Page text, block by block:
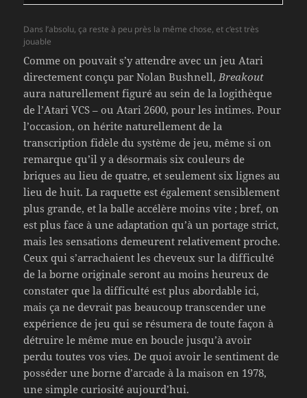
Dans l’absolu, ça reste à peu près la même chose, et c’est très
jouable
Comme on pouvait s’y attendre avec un jeu Atari
directement conçu par Nolan Bushnell, Breakout
aura naturellement figuré au sein de la logithèque
de l’Atari VCS – ou Atari 2600, pour les intimes. Pour
l’occasion, on hérite naturellement de la
transcription fidèle du système de jeu, même si on
remarque qu’il y a désormais six couleurs de
briques au lieu de quatre, et seulement six lignes au
lieu de huit. La raquette est également sensiblement
plus grande, et la balle accélère moins vite ; bref, on
est plus face à une adaptation qu’à un portage strict,
mais les sensations demeurent relativement proche.
Ceux qui s’arrachaient les cheveux sur la difficulté
de la borne originale seront au moins heureux de
constater que la difficulté est plus abordable ici,
mais ça ne devrait pas beaucoup transcender une
expérience de jeu qui se résumera de toute façon à
détruire le même mue en boucle jusqu’à avoir
perdu toutes vos vies. De quoi avoir le sentiment de
posséder une borne d’arcade à la maison en 1978,
une simple curiosité aujourd’hui.